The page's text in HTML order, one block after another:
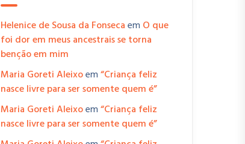
Helenice de Sousa da Fonsecaem O que
foi dor em meus ancestrais se torna
benção em mim
Maria Goreti Aleixoem“Criança feliz
nasce livre para ser somente quem é”
Maria Goreti Aleixoem“Criança feliz
nasce livre para ser somente quem é”